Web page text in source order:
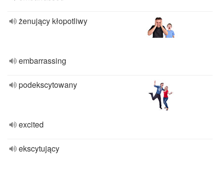
żenujący kłopotliwy
embarrassing
podekscytowany
excited
ekscytujący